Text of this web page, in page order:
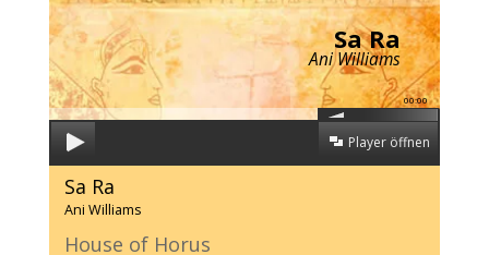
Sa Ra
Ani Williams
00:00
Player öffnen
Sa Ra
Ani Williams
House of Horus